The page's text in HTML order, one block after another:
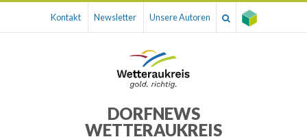
Kontakt Newsletter Unsere Autoren
DORFNEWS
WETTERAUKREIS